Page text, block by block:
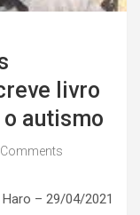
livro
autismo
– 29/04/2021